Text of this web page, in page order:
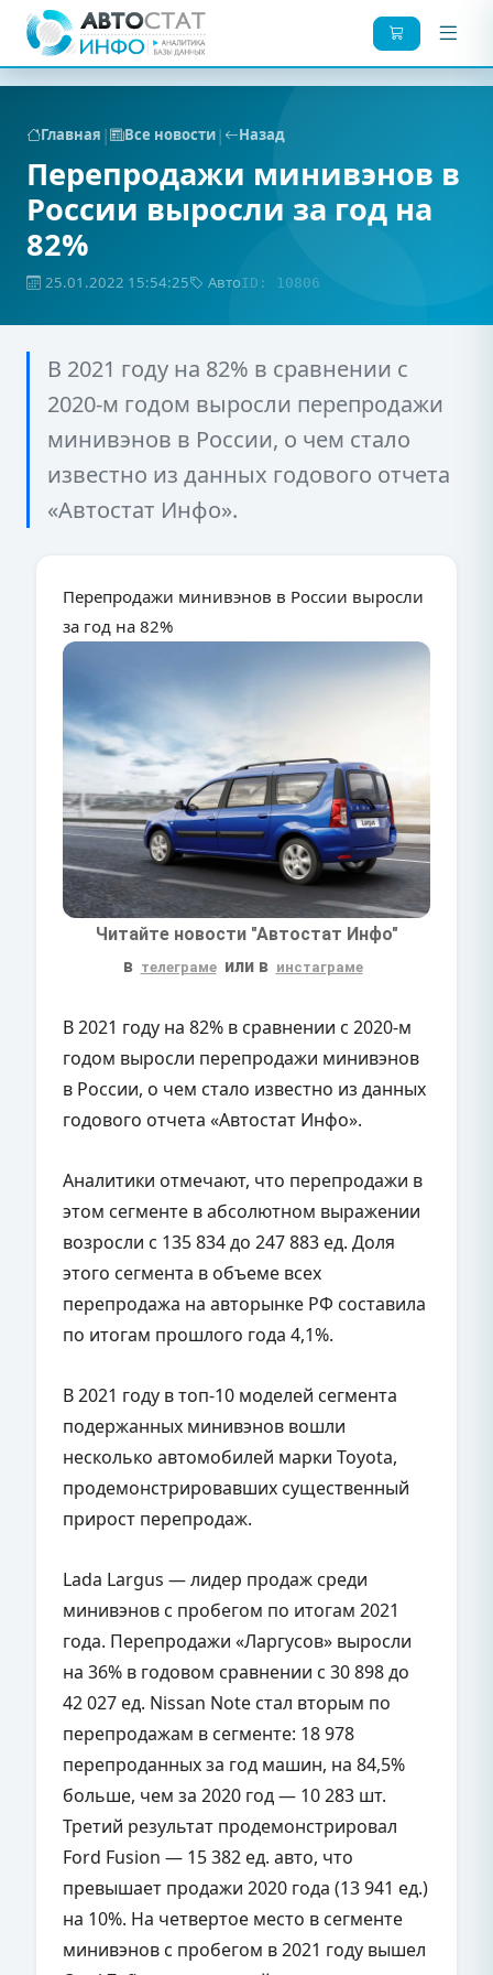
Главная | Все новости| Назад
Перепродажи минивэнов в
России выросли за год на
82%
25.01.2022 15:54:25 АвтоID: 10806
В 2021 году на 82% в сравнении с
2020-м годом выросли перепродажи
минивэнов в России, о чем стало
известно из данных годового отчета
«Автостат Инфо».
Перепродажи минивэнов в России выросли
за год на 82%
Читайте новости "Автостат Инфо"
в телеграме или в инстаграме
В 2021 году на 82% в сравнении с 2020-м
годом выросли перепродажи минивэнов
в России, о чем стало известно из данных
годового отчета «Автостат Инфо».
Аналитики отмечают, что перепродажи в
этом сегменте в абсолютном выражении
возросли с 135 834 до 247 883 ед. Доля
этого сегмента в объеме всех
перепродажа на авторынке РФ составила
по итогам прошлого года 4,1%.
В 2021 году в топ-10 моделей сегмента
подержанных минивэнов вошли
несколько автомобилей марки Toyota,
продемонстрировавших существенный
прирост перепродаж.
Lada Largus — лидер продаж среди
минивэнов с пробегом по итогам 2021
года. Перепродажи «Ларгусов» выросли
на 36% в годовом сравнении с 30 898 до
42 027 ед. Nissan Note стал вторым по
перепродажам в сегменте: 18 978
перепроданных за год машин, на 84,5%
больше, чем за 2020 год — 10 283 шт.
Третий результат продемонстрировал
Ford Fusion — 15 382 ед. авто, что
превышает продажи 2020 года (13 941 ед.)
на 10%. На четвертое место в сегменте
минивэнов с пробегом в 2021 году вышел